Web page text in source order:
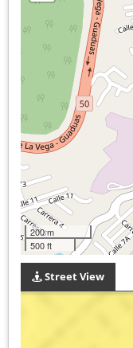
200 m
500 ft
Street View